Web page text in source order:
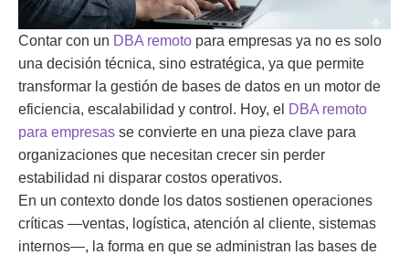
Contar con un DBA remoto para empresas ya no es solo
una decisión técnica, sino estratégica, ya que permite
transformar la gestión de bases de datos en un motor de
eficiencia, escalabilidad y control. Hoy, el DBA remoto
para empresas se convierte en una pieza clave para
organizaciones que necesitan crecer sin perder
estabilidad ni disparar costos operativos.
En un contexto donde los datos sostienen operaciones
críticas —ventas, logística, atención al cliente, sistemas
internos—, la forma en que se administran las bases de